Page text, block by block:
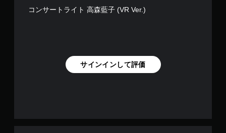
コンサートライト 高森藍子 (VR Ver.)
サインインして評価